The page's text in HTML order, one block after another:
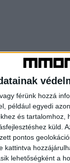
férünk hozzá
például egyedi
és tartalomhoz,
küld.
pontos
kattintva
lehetőségként a